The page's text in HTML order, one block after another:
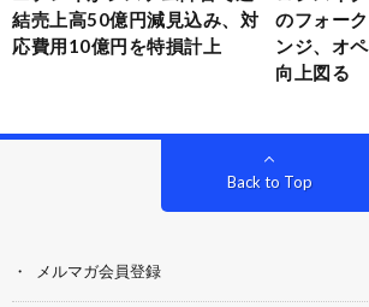
結売上高50億円減見込み、対
応費用10億円を特損計上
のフォー
ンジ、オ
向上図る
Back to Top
メルマガ会員登録